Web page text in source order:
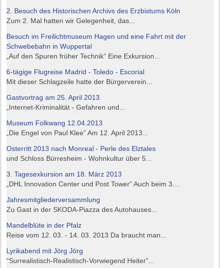
2. Besuch des Historischen Archivs des Erzbistums Köln
Zum 2. Mal hatten wir Gelegenheit, das...
Besuch im Freilichtmuseum Hagen und eine Fahrt mit der
Schwebebahn in Wuppertal
„Auf den Spuren früher Technik“ Eine Exkursion...
6-tägige Flugreise Madrid - Toledo - Escorial
Mit dieser Schlagzeile hatte der Bürgerverein...
Gastvortrag am 25. April 2013
„Internet-Kriminalität - Gefahren und...
Museum Folkwang 12.04.2013
„Die Engel von Paul Klee” Am 12. April 2013...
Osterritt 2013 nach Monreal - Perle des Elztales
und Schloss Bürresheim - Wohnkultur über 5...
3. Tagesexkursion am 18. März 2013
„DHL Innovation Center und Post Tower“ Auch beim 3....
Jahresmitgliederversammlung
Zu Gast in der SKODA-Piazza des Autohauses...
Mandelblüte in der Pfalz
Reise vom 12. 03. - 14. 03. 2013 Da braucht man...
Lyrikabend mit Jörg Jörg
“Surrealistisch-Realistisch-Vorwiegend Heiter”...